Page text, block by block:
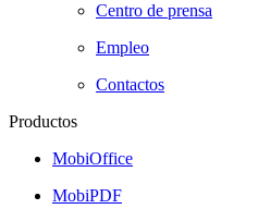
Centro de prensa
Empleo
Contactos
Productos
MobiOffice
MobiPDF